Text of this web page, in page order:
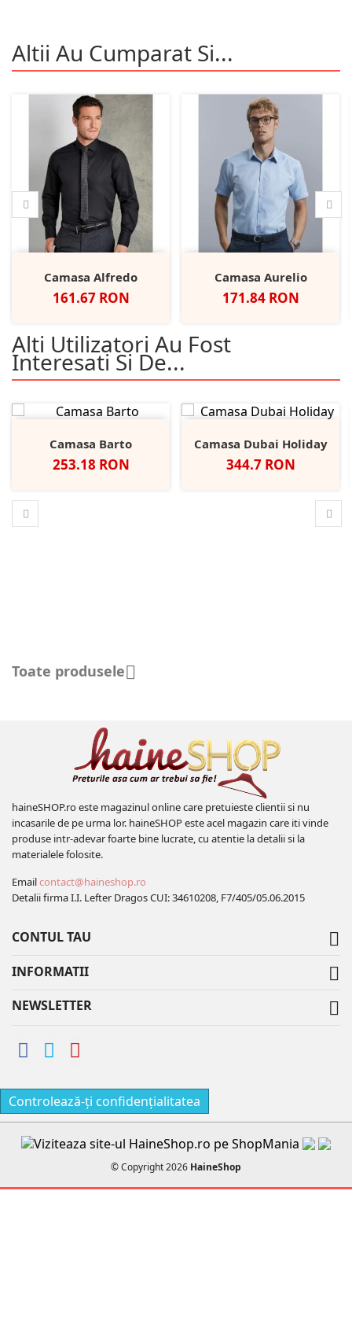
Altii Au Cumparat Si...
Camasa Alfredo
Pret
161.67 RON
Camasa Aurelio
Pret
171.84 RON
Alti Utilizatori Au Fost
Interesati Si De...
Camasa Barto
Pret
253.18 RON
Camasa Dubai Holiday
Pret
344.7 RON
Toate produsele
haineSHOP.ro este magazinul online care pretuieste clientii si nu
incasarile de pe urma lor. haineSHOP este acel magazin care iti vinde
produse intr-adevar foarte bine lucrate, cu atentie la detalii si la
materialele folosite.
Emailcontact@haineshop.ro
Detalii firma I.I. Lefter Dragos CUI: 34610208, F7/405/05.06.2015
CONTUL TAU 
INFORMATII 
NEWSLETTER 
Controlează-ți confidențialitatea
© Copyright 2026 HaineShop